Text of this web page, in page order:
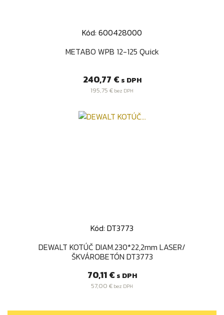
Kód: 600428000
METABO WPB 12-125 Quick
Cena
240,77 € s DPH
195,75 € bez DPH
Kód: DT3773
DEWALT KOTÚČ DIAM.230*22,2mm LASER/
ŠKVÁROBETÓN DT3773
Cena
70,11 € s DPH
57,00 € bez DPH